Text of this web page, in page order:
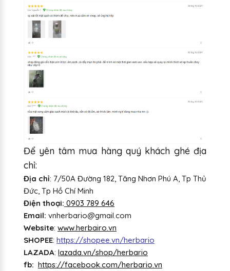
Để yên tâm mua hàng quý khách ghé địa
chỉ:
Địa chỉ: 7/50A Đường 182, Tăng Nhơn Phú A, Tp Thủ
Đức, Tp Hồ Chí Minh
Điện thoại: 0903 789 646
Email: vnherbario@gmail.com
Website: www.herbairo.vn
SHOPEE: https://shopee.vn/herbario
LAZADA: lazada.vn/shop/herbario
fb: https://facebook.com/herbario.vn